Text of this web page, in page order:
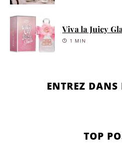
Viva la Juicy
1 MIN
ENTREZ
TOP